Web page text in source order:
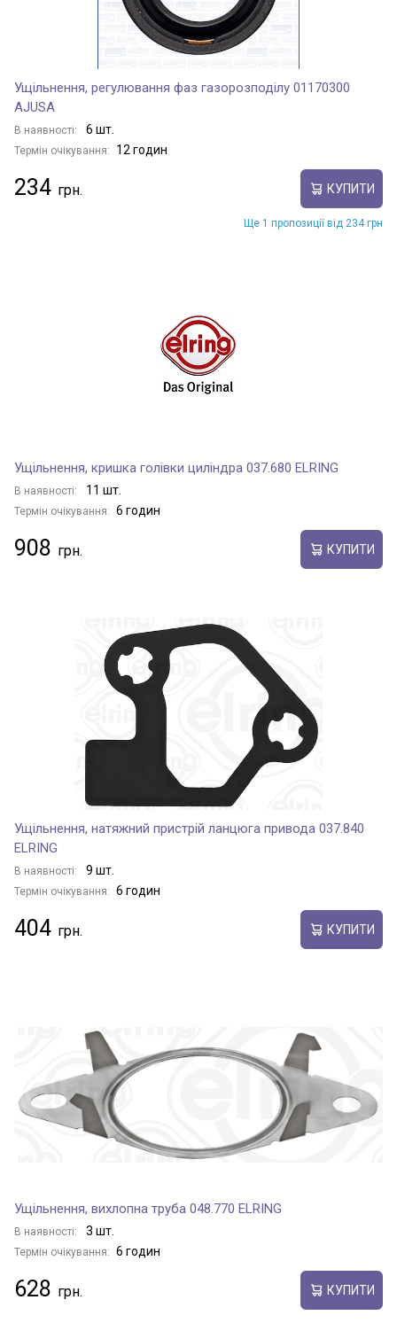
Ущільнення, регулювання фаз газорозподілу 01170300
AJUSA
В наявності: 6 шт.
Термін очікування: 12 годин
234 КУПИТИ
Ще 1 пропозиції від 234 грн
Ущільнення, кришка голівки циліндра 037.680 ELRING
В наявності: 11 шт.
Термін очікування: 6 годин
908 КУПИТИ
Ущільнення, натяжний пристрій ланцюга привода 037.840
ELRING
В наявності: 9 шт.
Термін очікування: 6 годин
404 КУПИТИ
Ущільнення, вихлопна труба 048.770 ELRING
В наявності: 3 шт.
Термін очікування: 6 годин
628 КУПИТИ